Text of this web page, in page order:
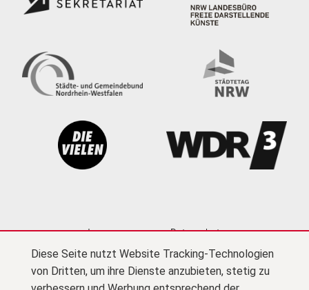
Diese Seite nutzt Website Tracking-Technologien
von Dritten, um ihre Dienste anzubieten, stetig zu
Impressum
Datenschutz
Cookie-Einstellungen
Kontakt
Newsletter
Presse
Barrierefreiheit Netiquette (PDF)